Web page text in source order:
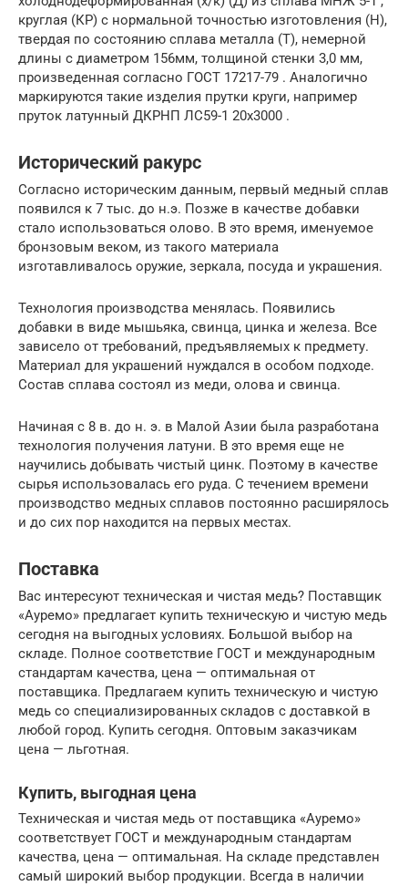
круглая (КР) с нормальной точностью изготовления (Н),
твердая по состоянию сплава металла (Т), немерной
длины с диаметром 156мм, толщиной стенки 3,0 мм,
произведенная согласно ГОСТ 17217-79 . Аналогично
маркируются такие изделия прутки круги, например
пруток латунный ДКРНП ЛС59-1 20х3000 .
Исторический ракурс
Согласно историческим данным, первый медный сплав
появился к 7 тыс. до н.э. Позже в качестве добавки
стало использоваться олово. В это время, именуемое
бронзовым веком, из такого материала
изготавливалось оружие, зеркала, посуда и украшения.
Технология производства менялась. Появились
добавки в виде мышьяка, свинца, цинка и железа. Все
зависело от требований, предъявляемых к предмету.
Материал для украшений нуждался в особом подходе.
Состав сплава состоял из меди, олова и свинца.
Начиная с 8 в. до н. э. в Малой Азии была разработана
технология получения латуни. В это время еще не
научились добывать чистый цинк. Поэтому в качестве
сырья использовалась его руда. С течением времени
производство медных сплавов постоянно расширялось
и до сих пор находится на первых местах.
Поставка
Вас интересуют техническая и чистая медь? Поставщик
«Ауремо» предлагает купить техническую и чистую медь
сегодня на выгодных условиях. Большой выбор на
складе. Полное соответствие ГОСТ и международным
стандартам качества, цена — оптимальная от
поставщика. Предлагаем купить техническую и чистую
медь со специализированных складов с доставкой в
любой город. Купить сегодня. Оптовым заказчикам
цена — льготная.
Купить, выгодная цена
Техническая и чистая медь от поставщика «Ауремо»
соответствует ГОСТ и международным стандартам
качества, цена — оптимальная. На складе представлен
самый широкий выбор продукции. Всегда в наличии